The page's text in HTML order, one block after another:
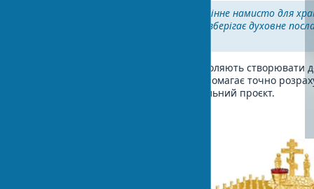
Якісна мозаїка – це як дорогоцінне намисто для
Вона не лише прикрашає, а й зберігає духовне
Таким чином, сучасні технології дозволяють створювати
мозаїчні панно. 3D-моделювання допомагає точно
кількість матеріалу та створити детальний проєкт.